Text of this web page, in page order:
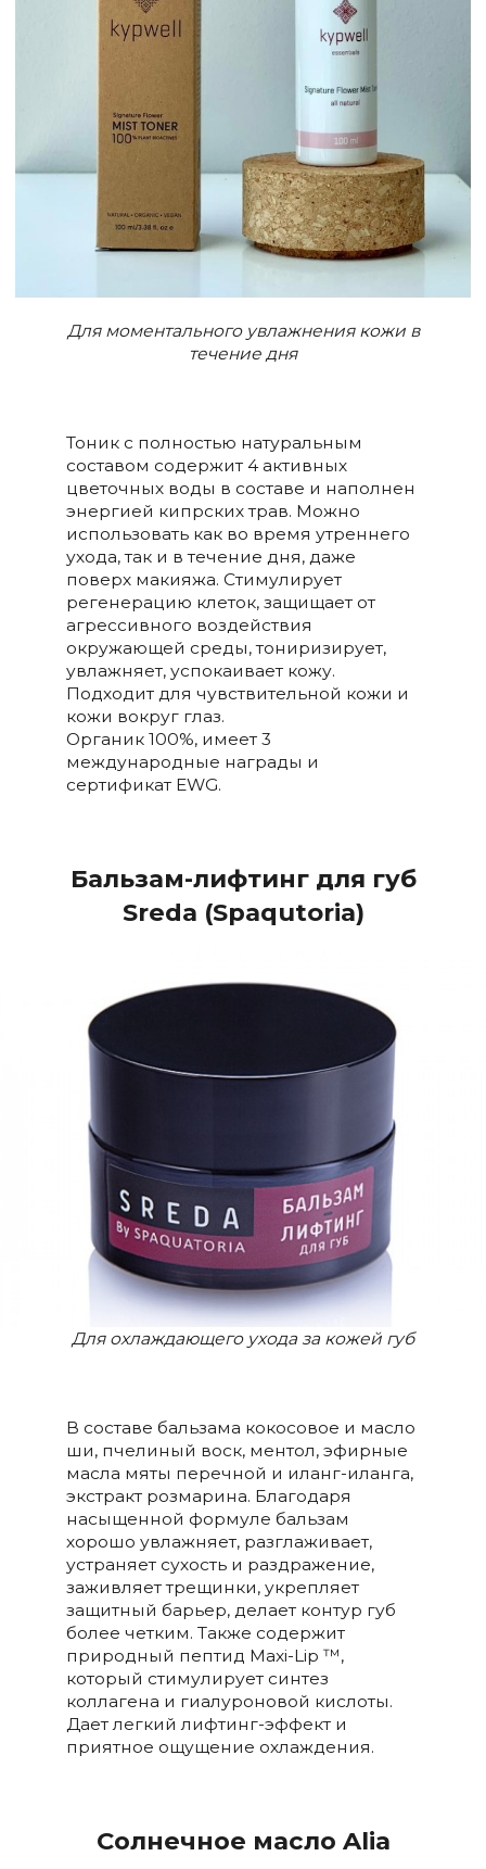
Для моментального увлажнения кожи в
течение дня
Тоник с полностью натуральным
составом содержит 4 активных
цветочных воды в составе и наполнен
энергией кипрских трав. Можно
использовать как во время утреннего
ухода, так и в течение дня, даже
поверх макияжа. Стимулирует
регенерацию клеток, защищает от
агрессивного воздействия
окружающей среды, тониризирует,
увлажняет, успокаивает кожу.
Подходит для чувствительной кожи и
кожи вокруг глаз.
Органик 100%, имеет 3
международные награды и
сертификат EWG.
Бальзам-лифтинг для губ
Sreda (Spaqutoria)
Для охлаждающего ухода за кожей губ
В составе бальзама кокосовое и масло
ши, пчелиный воск, ментол, эфирные
масла мяты перечной и иланг-иланга,
экстракт розмарина. Благодаря
насыщенной формуле бальзам
хорошо увлажняет, разглаживает,
устраняет сухость и раздражение,
заживляет трещинки, укрепляет
защитный барьер, делает контур губ
более четким. Также содержит
природный пептид Maxi-Lip ™,
который стимулирует синтез
коллагена и гиалуроновой кислоты.
Дает легкий лифтинг-эффект и
приятное ощущение охлаждения.
Солнечное масло Alia